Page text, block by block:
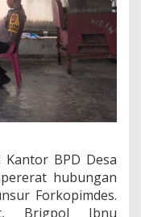
BPD Desa
hubungan
Forkopimdes.
Brigpol Ibnu